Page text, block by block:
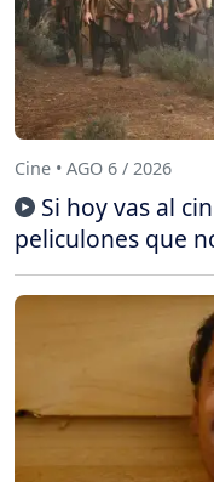
Cine • AGO 6 / 2026
Si hoy vas al
peliculones que